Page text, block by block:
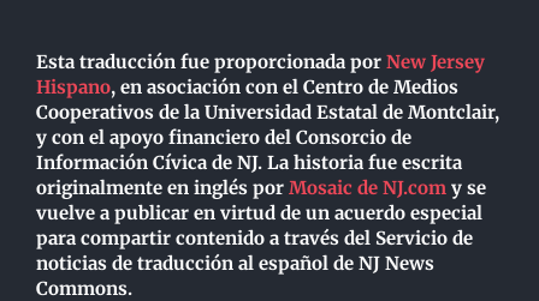
Esta traducción fue proporcionada por New Jersey
Hispano, en asociación con el Centro de Medios
Cooperativos de la Universidad Estatal de Montclair,
y con el apoyo financiero del Consorcio de
Información Cívica de NJ. La historia fue escrita
originalmente en inglés por Mosaic de NJ.com y se
vuelve a publicar en virtud de un acuerdo especial
para compartir contenido a través del Servicio de
noticias de traducción al español de NJ News
Commons.